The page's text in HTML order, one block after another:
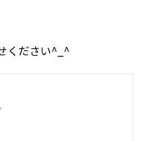
ください^_^